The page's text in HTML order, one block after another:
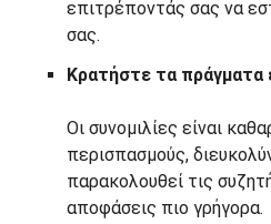
επιτρέποντάς σας να
σας.
Κρατήστε τα πράγματα
Οι συνομιλίες είναι
περισπασμούς,
παρακολουθεί τις
αποφάσεις πιο γρήγορα.